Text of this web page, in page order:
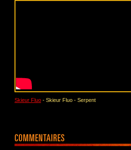
Skieur Fluo - Skieur Fluo - Serpent